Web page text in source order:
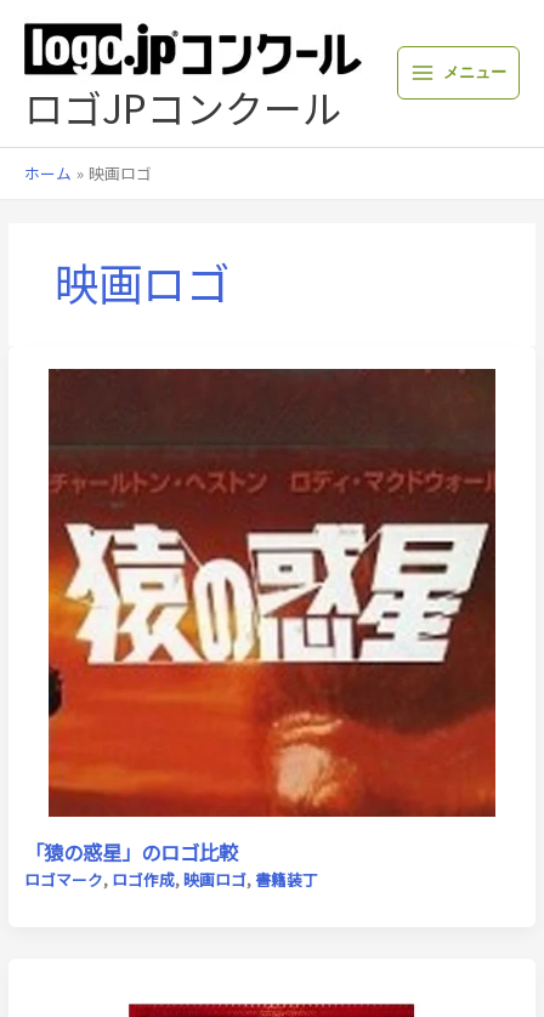
プ
ロゴJPコンクール
メニュー
ホーム 映画ロゴ
映画ロゴ
「猿の惑星」のロゴ比較
ロゴマーク, ロゴ作成,映画ロゴ, 書籍装丁